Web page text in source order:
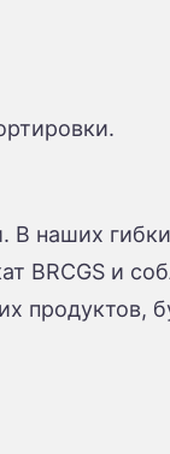
наших
BRCGS и
продуктов,